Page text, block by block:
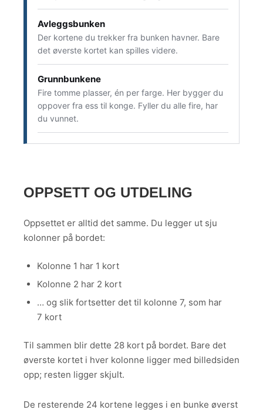
Avleggsbunken
Der kortene du trekker fra bunken havner. Bare
det øverste kortet kan spilles videre.
Grunnbunkene
Fire tomme plasser, én per farge. Her bygger du
oppover fra ess til konge. Fyller du alle fire, har
du vunnet.
OPPSETT OG UTDELING
Oppsettet er alltid det samme. Du legger ut sju
kolonner på bordet:
Kolonne 1 har 1 kort
Kolonne 2 har 2 kort
… og slik fortsetter det til kolonne 7, som har
7 kort
Til sammen blir dette 28 kort på bordet. Bare det
øverste kortet i hver kolonne ligger med billedsiden
opp; resten ligger skjult.
De resterende 24 kortene legges i en bunke øverst